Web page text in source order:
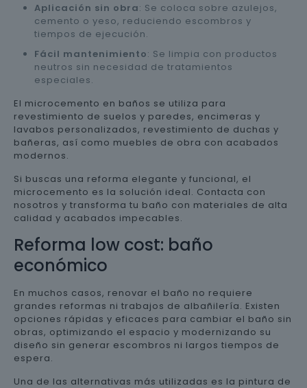
Aplicación sin obra: Se coloca sobre azulejos,
cemento o yeso, reduciendo escombros y
tiempos de ejecución.
Fácil mantenimiento: Se limpia con productos
neutros sin necesidad de tratamientos
especiales.
El microcemento en baños se utiliza para
revestimiento de suelos y paredes, encimeras y
lavabos personalizados, revestimiento de duchas y
bañeras, así como muebles de obra con acabados
modernos.
Si buscas una reforma elegante y funcional, el
microcemento es la solución ideal. Contacta con
nosotros y transforma tu baño con materiales de alta
calidad y acabados impecables.
Reforma low cost: baño
económico
En muchos casos, renovar el baño no requiere
grandes reformas ni trabajos de albañilería. Existen
opciones rápidas y eficaces para cambiar el baño sin
obras, optimizando el espacio y modernizando su
diseño sin generar escombros ni largos tiempos de
espera.
Una de las alternativas más utilizadas es la pintura de